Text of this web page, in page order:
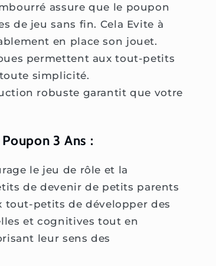
assure que le poupon
de jeu sans fin. Cela Evite à
en place son jouet.
permettent aux tout-petits
simplicité.
robuste garantit que votre
3 Ans :
le jeu de rôle et la
de devenir de petits parents
tout-petits de développer des
et cognitives tout en
leur sens des